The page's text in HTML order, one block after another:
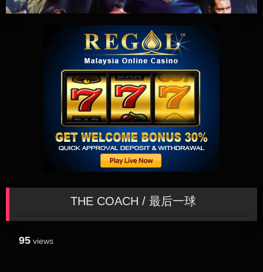
THE COACH / 最后一球
95 views